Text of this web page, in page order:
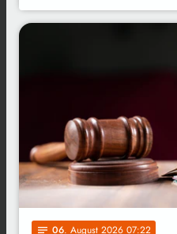
notes 06. August 2026 07:22